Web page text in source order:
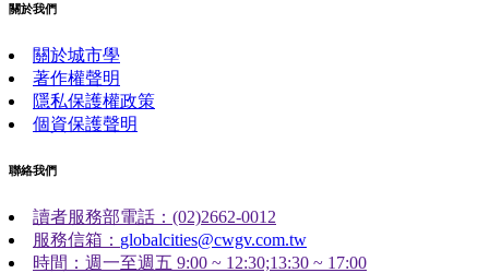
關於我們
關於城市學
著作權聲明
隱私保護權政策
個資保護聲明
聯絡我們
讀者服務部電話：(02)2662-0012
服務信箱： globalcities@cwgv.com.tw
時間：週一至週五 9:00 ~ 12:30;13:30 ~ 17:00